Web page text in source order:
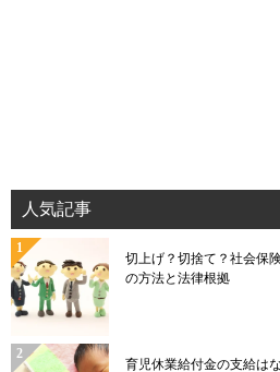
人気記事
切上げ？切捨て？社会保
の方法と法律根拠
育児休業給付金の支給は